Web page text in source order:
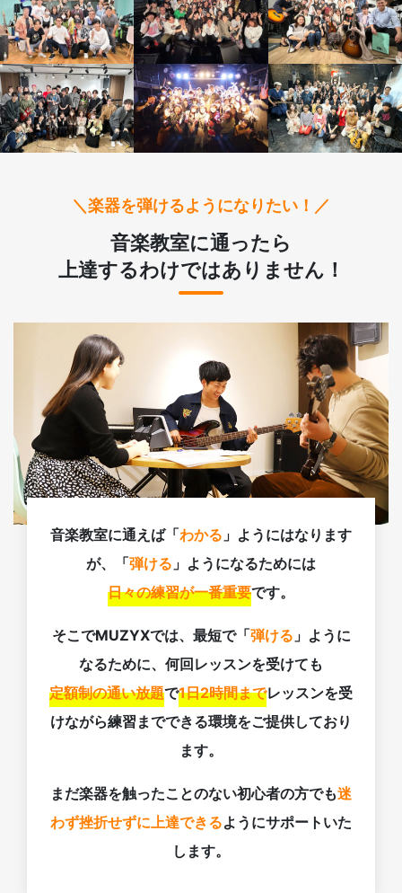
＼楽器を弾けるようになりたい！／
音楽教室に通ったら
上達するわけではありません！
音楽教室に通えば「わかる 」ようにはなります
が、「弾ける 」ようになるためには
日々の練習が一番重要です。
そこでMUZYXでは、最短で「弾ける 」ように
なるために、何回レッスンを受けても
定額制の通い放題で1日2時間までレッスンを受
けながら練習までできる環境をご提供しており
ます。
まだ楽器を触ったことのない初心者の方でも迷
わず挫折せずに上達できるようにサポートいた
します。